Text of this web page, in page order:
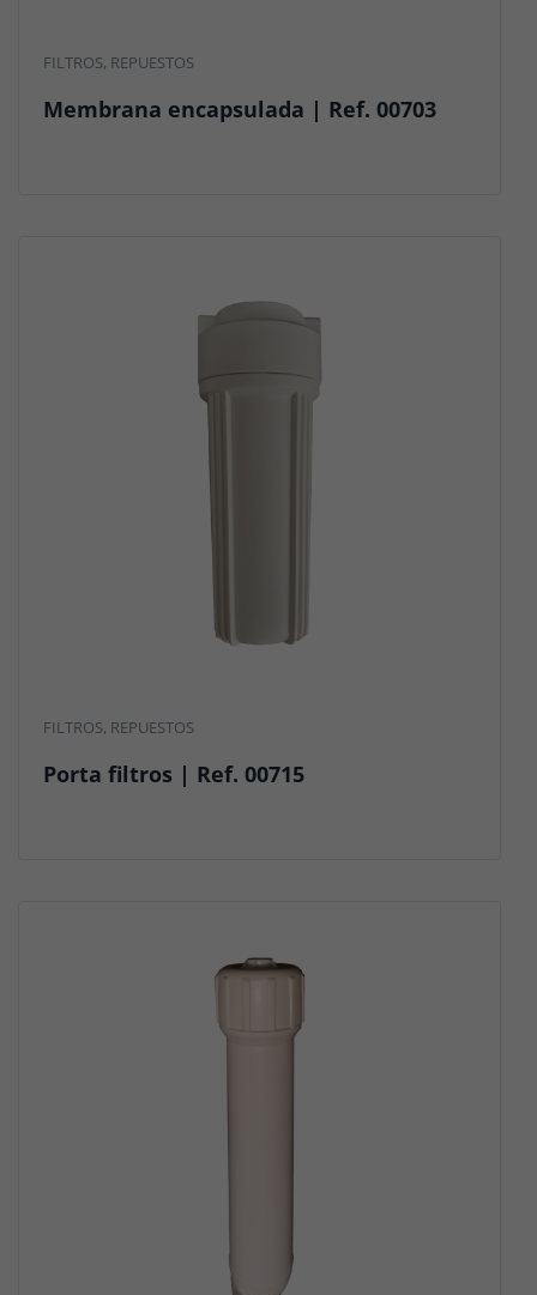
FILTROS, REPUESTOS
Membrana encapsulada | Ref. 00703
FILTROS, REPUESTOS
Porta filtros | Ref. 00715